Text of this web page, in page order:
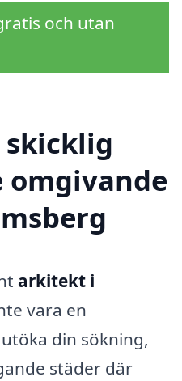
och utan
skicklig
arkitekt i
vara en
din sökning,
städer där